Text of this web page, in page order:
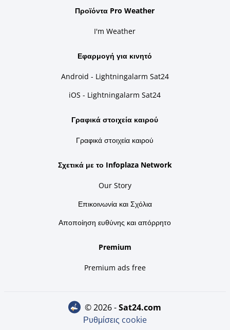
Προϊόντα Pro Weather
I'm Weather
Εφαρμογή για κινητό
Android - Lightningalarm Sat24
iOS - Lightningalarm Sat24
Γραφικά στοιχεία καιρού
Γραφικά στοιχεία καιρού
Σχετικά με το Infoplaza Network
Our Story
Επικοινωνία και Σχόλια
Αποποίηση ευθύνης και απόρρητο
Premium
Premium ads free
© 2026 - sat24.com
Ρυθμίσεις cookie